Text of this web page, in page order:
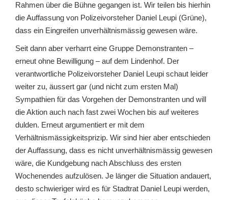
Rahmen über die Bühne gegangen ist. Wir teilen bis hierhin
die Auffassung von Polizeivorsteher Daniel Leupi (Grüne),
dass ein Eingreifen unverhältnismässig gewesen wäre.
Seit dann aber verharrt eine Gruppe Demonstranten –
erneut ohne Bewilligung – auf dem Lindenhof. Der
verantwortliche Polizeivorsteher Daniel Leupi schaut leider
weiter zu, äussert gar (und nicht zum ersten Mal)
Sympathien für das Vorgehen der Demonstranten und will
die Aktion auch nach fast zwei Wochen bis auf weiteres
dulden. Erneut argumentiert er mit dem
Verhältnismässigkeitsprizip. Wir sind hier aber entschieden
der Auffassung, dass es nicht unverhältnismässig gewesen
wäre, die Kundgebung nach Abschluss des ersten
Wochenendes aufzulösen. Je länger die Situation andauert,
desto schwieriger wird es für Stadtrat Daniel Leupi werden,